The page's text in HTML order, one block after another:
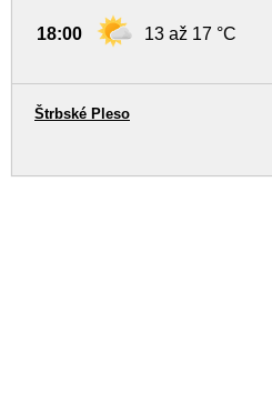
18:00 13 až 17 °C
Štrbské Pleso